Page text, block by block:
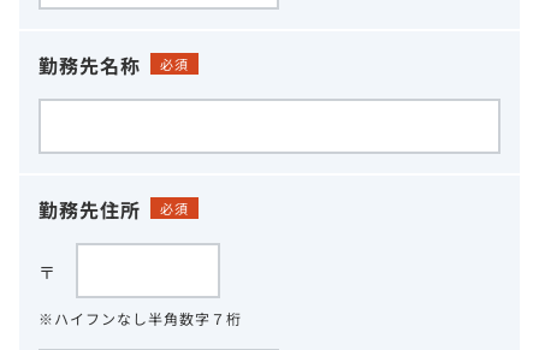
勤務先名称 必須
勤務先住所 必須
〒
※ハイフンなし半角数字７桁